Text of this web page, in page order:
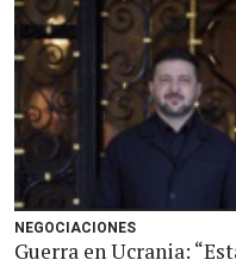
NEGOCIACIONES
Guerra en Ucrania: